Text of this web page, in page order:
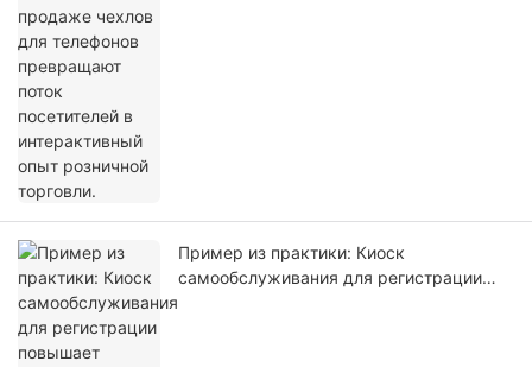
Пример из практики: Киоск
самообслуживания для регистрации